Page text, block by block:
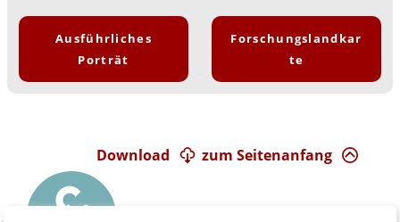
Ausführliches
Porträt
Forschungslandkar
te
zum Seitenanfang
Download